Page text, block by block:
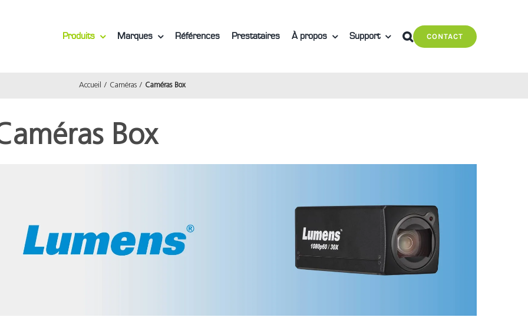
Produits Marques Références Prestataires À propos Support CONTACT
Accueil Caméras Caméras Box
Box